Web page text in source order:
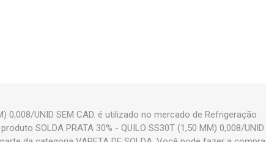
0,008/UNID SEM CAD. é utilizado no mercado de Refrigeração
SOLDA PRATA 30% - QUILO SS30T (1,50 MM) 0,008/UNID